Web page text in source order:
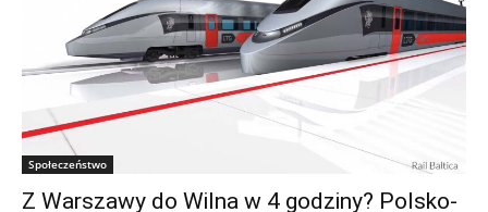
Społeczeństwo
Z Warszawy do Wilna w 4 godziny? Polsko-